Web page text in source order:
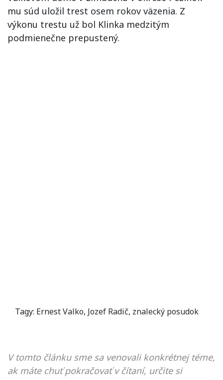
mu súd uložil trest osem rokov väzenia. Z
výkonu trestu už bol Klinka medzitým
podmienečne prepustený.
Tagy: Ernest Valko, Jozef Radič, znalecký posudok
V tomto článku sme sa venovali konkrétnej téme,
ak máte chuť pokračovať v čítaní, určite si